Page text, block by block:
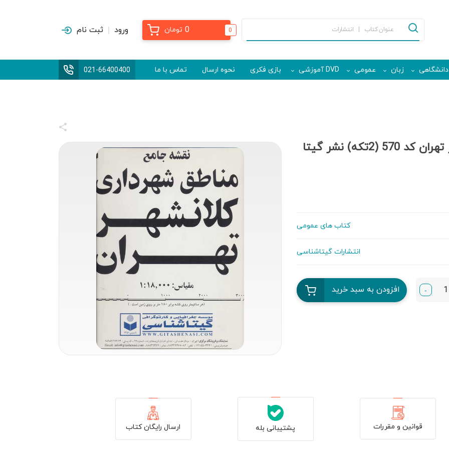
0
0 تومان ورود ثبت نام
دانشگاهی زبان عمومی DVD آموزشی بازی فکری نحوه ارسال تماس با ما 021-66400400
نقشه جامع مناطق شهرداری کلانشهر تهران کد 570 (2تکه) نشر گیتا
کتاب های عمومی
انتشارات گیتاشناسی
- افزودن به سبد خرید
قوانین و مقررات پشتیبانی بله ارسال رایگان کتاب